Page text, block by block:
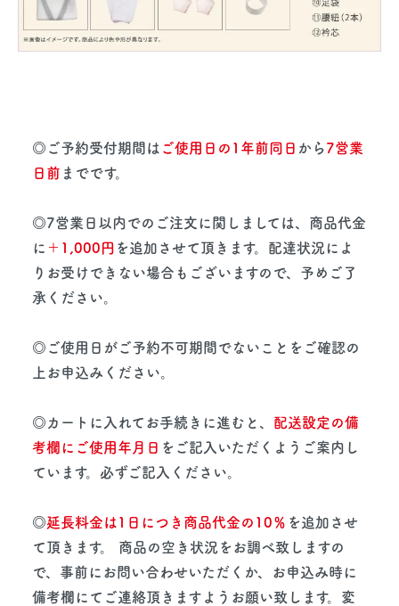
◎ご予約受付期間は ご使用日の1年前同日 から7営業
日前 までです。
◎7営業日以内でのご注文に関しましては、商品代金
に ＋1,000円 を追加させて頂きます。配達状況によ
りお受けできない場合もございますので、予めご了
承ください。
◎ご使用日がご予約不可期間でないことをご確認の
上お申込みください。
◎カートに入れてお手続きに進むと、 配送設定の備
考欄にご使用年月日 をご記入いただくようご案内し
ています。必ずご記入ください。
◎延長料金は1日につき商品代金の10％ を追加させ
て頂きます。 商品の空き状況をお調べ致しますの
で、事前にお問い合わせいただくか、お申込み時に
備考欄にてご連絡頂きますようお願い致します。変